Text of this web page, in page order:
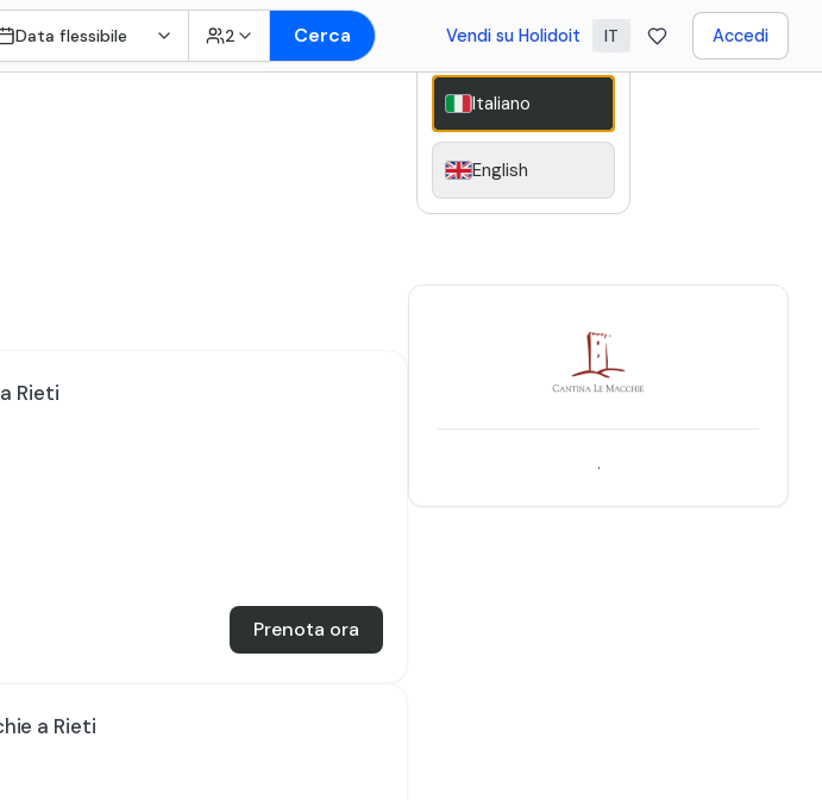
Data flessibile 2 Cerca Vendi su Holidoit IT Accedi
Rieti
Prenota ora
a Rieti
.
Italiano
English